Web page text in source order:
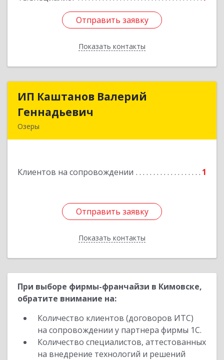
Отправить заявку
Показать контакты
Отправить заявку
Назад
ИП Каштанов Валерий
Геннадьевич
Озеры
Клиентов на сопровождении 1
Отправить заявку
Показать контакты
ИП Каштанов Валерий
Подробнее
Отправить заявку
Назад
При выборе фирмы-франчайзи в Кимовске,
обратите внимание на:
Количество клиентов (договоров ИТС)
на сопровождении у партнера фирмы 1С.
Количество специалистов, аттестованных
на внедрение технологий и решений